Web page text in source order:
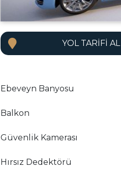
YOL TARIFI AL
Ebeveyn Banyosu
Balkon
Güvenlik Kamerası
Hırsız Dedektörü